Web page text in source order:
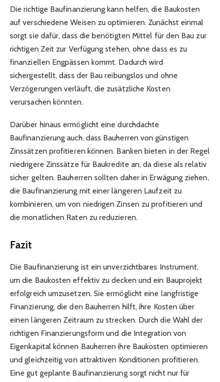
Die richtige Baufinanzierung kann helfen, die Baukosten
auf verschiedene Weisen zu optimieren. Zunächst einmal
sorgt sie dafür, dass die benötigten Mittel für den Bau zur
richtigen Zeit zur Verfügung stehen, ohne dass es zu
finanziellen Engpässen kommt. Dadurch wird
sichergestellt, dass der Bau reibungslos und ohne
Verzögerungen verläuft, die zusätzliche Kosten
verursachen könnten.
Darüber hinaus ermöglicht eine durchdachte
Baufinanzierung auch, dass Bauherren von günstigen
Zinssätzen profitieren können. Banken bieten in der Regel
niedrigere Zinssätze für Baukredite an, da diese als relativ
sicher gelten. Bauherren sollten daher in Erwägung ziehen,
die Baufinanzierung mit einer längeren Laufzeit zu
kombinieren, um von niedrigen Zinsen zu profitieren und
die monatlichen Raten zu reduzieren.
Fazit
Die Baufinanzierung ist ein unverzichtbares Instrument,
um die Baukosten effektiv zu decken und ein Bauprojekt
erfolgreich umzusetzen. Sie ermöglicht eine langfristige
Finanzierung, die den Bauherren hilft, ihre Kosten über
einen längeren Zeitraum zu strecken. Durch die Wahl der
richtigen Finanzierungsform und die Integration von
Eigenkapital können Bauherren ihre Baukosten optimieren
und gleichzeitig von attraktiven Konditionen profitieren.
Eine gut geplante Baufinanzierung sorgt nicht nur für